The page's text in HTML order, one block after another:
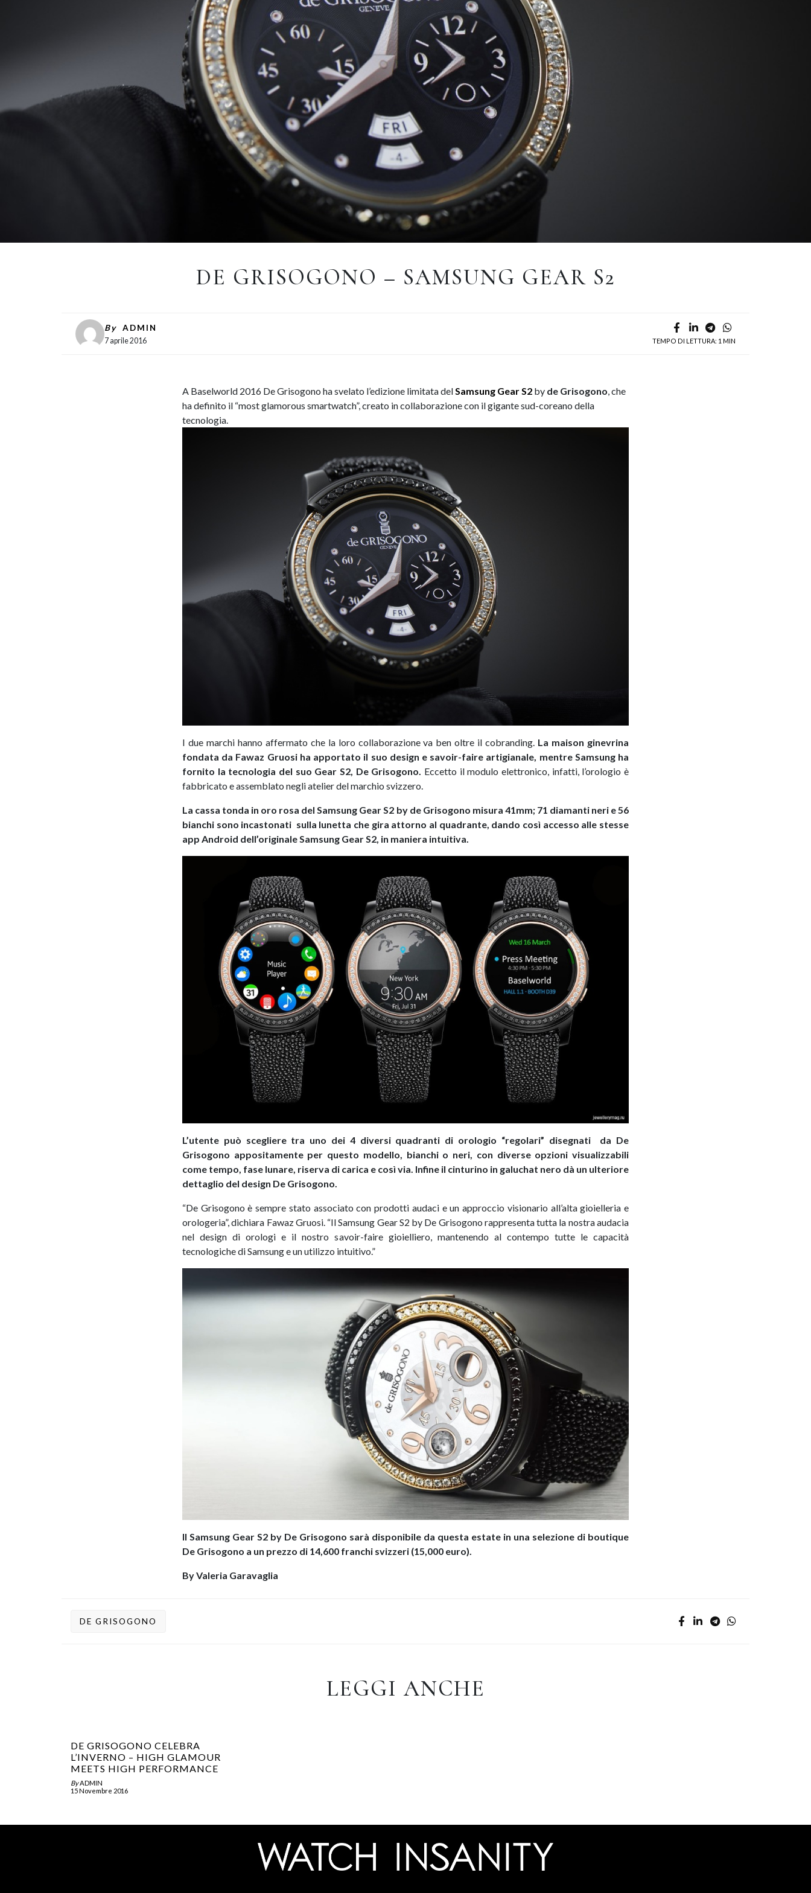
DE GRISOGONO – SAMSUNG GEAR S2
By ADMIN
7 aprile 2016 TEMPO DI LETTURA: 1 MIN
A Baselworld 2016 De Grisogono ha svelato l’edizione limitata delSamsung Gear S2 by de Grisogono, che
ha definito il “most glamorous smartwatch”, creato in collaborazione con il gigante sud-coreano della
tecnologia.
I due marchi hanno affermato che la loro collaborazione va ben oltre il cobranding. La maison ginevrina
fondata da Fawaz Gruosi ha apportato il suo design e savoir-faire artigianale, mentre Samsung ha
fornito la tecnologia del suo Gear S2, De Grisogono. Eccetto il modulo elettronico, infatti, l’orologio è
fabbricato e assemblato negli atelier del marchio svizzero.
La cassa tonda in oro rosa del Samsung Gear S2 by de Grisogono misura 41mm; 71 diamanti neri e 56
bianchi sono incastonati sulla lunetta che gira attorno al quadrante, dando così accesso alle stesse
app Android dell’originale Samsung Gear S2, in maniera intuitiva.
L’utente può scegliere tra uno dei 4 diversi quadranti di orologio “regolari” disegnati da De
Grisogono appositamente per questo modello, bianchi o neri, con diverse opzioni visualizzabili
come tempo, fase lunare, riserva di carica e così via. Infine il cinturino in galuchat nero dà un ulteriore
dettaglio del design De Grisogono.
“De Grisogono è sempre stato associato con prodotti audaci e un approccio visionario all’alta gioielleria e
orologeria”, dichiara Fawaz Gruosi. “Il Samsung Gear S2 by De Grisogono rappresenta tutta la nostra audacia
nel design di orologi e il nostro savoir-faire gioielliero, mantenendo al contempo tutte le capacità
tecnologiche di Samsung e un utilizzo intuitivo.”
Il Samsung Gear S2 by De Grisogono sarà disponibile da questa estate in una selezione di boutique
De Grisogono a un prezzo di 14,600 franchi svizzeri (15,000 euro).
By Valeria Garavaglia
DE GRISOGONO
LEGGI ANCHE
DE GRISOGONO CELEBRA
L’INVERNO – HIGH GLAMOUR
MEETS HIGH PERFORMANCE
ByADMIN
15 Novembre 2016